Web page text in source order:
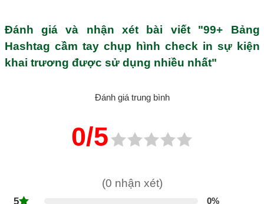
Đánh giá và nhận xét bài viết "99+ Bảng
Hashtag cầm tay chụp hình check in sự kiện
khai trương được sử dụng nhiều nhất"
Đánh giá trung bình
0/5
(0 nhận xét)
5 0%